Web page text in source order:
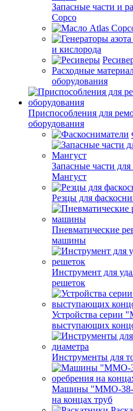
Запасные части и
Copco
и кислорода
Расходные
оборудования
Приспособления для
оборудования
Запасные части
Мангуст
Резцы для
Пневматические
машины
Инструмент для
решеток
Устройства серии
выступающих
Инструменты для
Машины "ММО-38-
на концах труб